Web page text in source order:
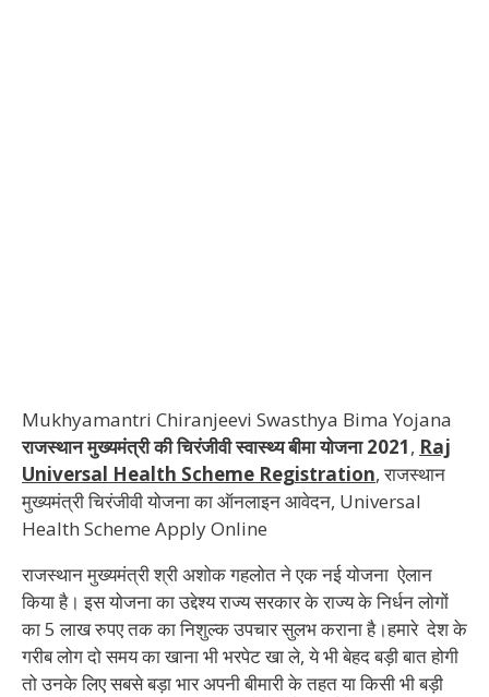
Mukhyamantri Chiranjeevi Swasthya Bima Yojana
राजस्थानमुख्यमंत्रीकीचिरंजीवी स्वास्थ्य बीमायोजना2021, Raj
Universal Health Scheme Registration, राजस्थान
मुख्यमंत्री चिरंजीवी योजना का ऑनलाइन आवेदन, Universal
Health Scheme Apply Online
राजस्थान मुख्यमंत्री श्री अशोक गहलोत ने एक नई योजना ऐलान
किया है। इस योजना का उद्देश्य राज्य सरकार के राज्य के निर्धन लोगों
का 5 लाख रुपए तक का निशुल्क उपचार सुलभ कराना है।हमारे देश के
गरीब लोग दो समय का खाना भी भरपेट खा ले, ये भी बेहद बड़ी बात होगी
तो उनके लिए सबसे बड़ा भार अपनी बीमारी के तहत या किसी भी बड़ी